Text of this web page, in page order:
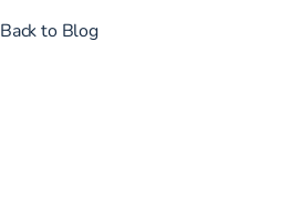
Back to Blog